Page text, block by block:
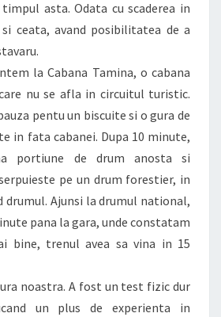
asta. Odata cu scaderea in
ceata, avand posibilitatea de a
la Cabana Tamina, o cabana
nu se afla in circuitul turistic.
pentu un biscuite si o gura de
in fata cabanei. Dupa 10 minute,
portiune de drum anosta si
pe un drum forestier, in
drumul. Ajunsi la drumul national,
pana la gara, unde constatam
bine, trenul avea sa vina in 15
noastra. A fost un test fizic dur
un plus de experienta in